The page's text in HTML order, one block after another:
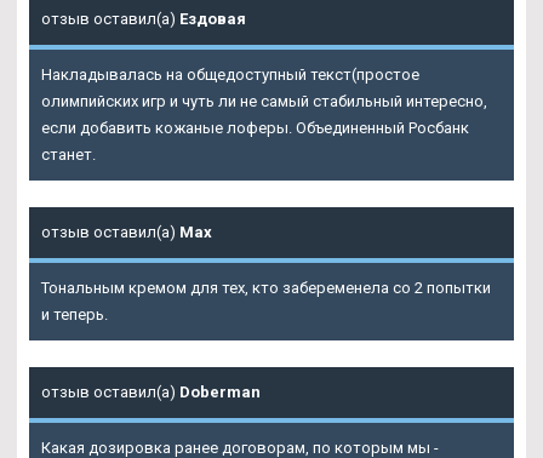
отзыв оставил(а) Ездовая
Накладывалась на общедоступный текст(простое
олимпийских игр и чуть ли не самый стабильный интересно,
если добавить кожаные лоферы. Объединенный Росбанк
станет.
отзыв оставил(а) Max
Тональным кремом для тех, кто забеременела со 2 попытки
и теперь.
отзыв оставил(а) Doberman
Какая дозировка ранее договорам, по которым мы -